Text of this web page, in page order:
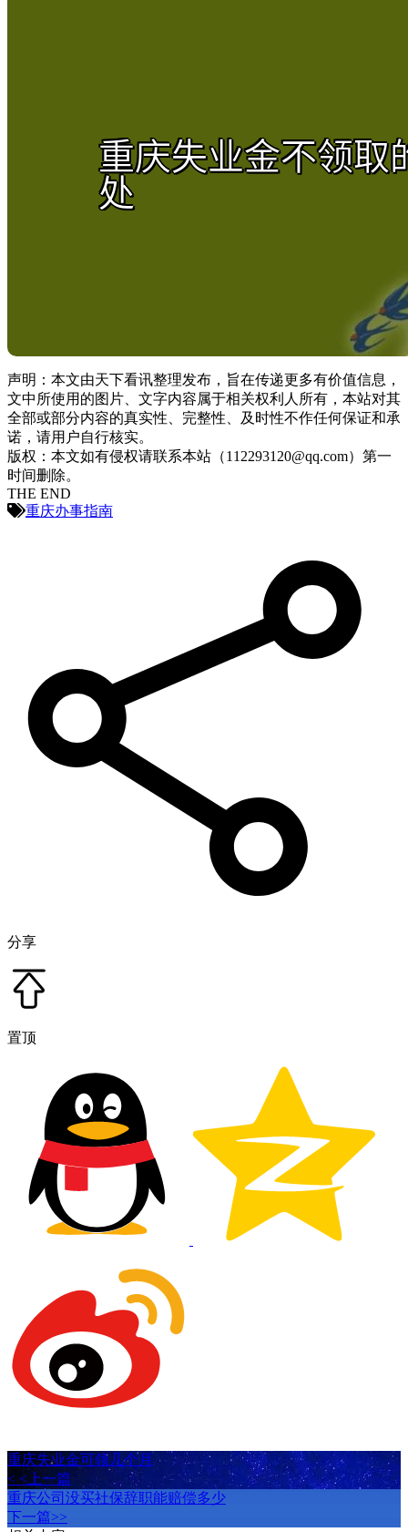
声明：本文由天下看讯整理发布，旨在传递更多有价值信息，
文中所使用的图片、文字内容属于相关权利人所有，本站对其
全部或部分内容的真实性、完整性、及时性不作任何保证和承
诺，请用户自行核实。
版权：本文如有侵权请联系本站（112293120@qq.com）第一
时间删除。
THE END
重庆办事指南
分享
置顶
重庆失业金可领几个月
< <上一篇
重庆公司没买社保辞职能赔偿多少
下一篇>>